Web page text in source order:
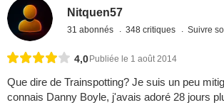
Nitquen57
31 abonnés 348 critiques Suivre
4,0 Publiée le 1 août 2014
Que dire de Trainspotting? Je suis un peu
connais Danny Boyle, j'avais adoré 28 jours